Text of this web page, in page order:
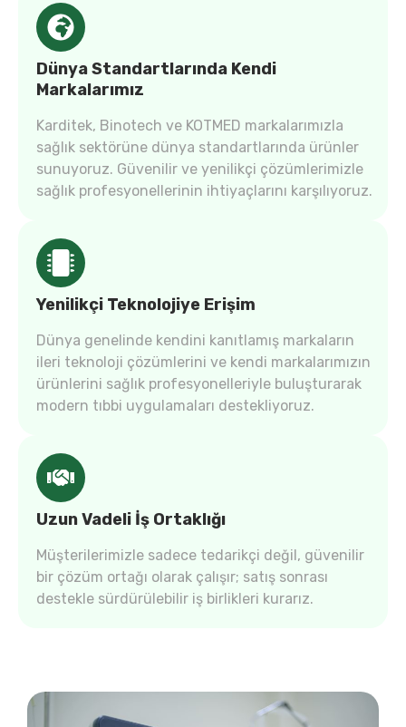
Dünya Standartlarında Kendi
Markalarımız
Karditek, Binotech ve KOTMED markalarımızla
sağlık sektörüne dünya standartlarında ürünler
sunuyoruz. Güvenilir ve yenilikçi çözümlerimizle
sağlık profesyonellerinin ihtiyaçlarını karşılıyoruz.
Yenilikçi Teknolojiye Erişim
Dünya genelinde kendini kanıtlamış markaların
ileri teknoloji çözümlerini ve kendi markalarımızın
ürünlerini sağlık profesyonelleriyle buluşturarak
modern tıbbi uygulamaları destekliyoruz.
Uzun Vadeli İş Ortaklığı
Müşterilerimizle sadece tedarikçi değil, güvenilir
bir çözüm ortağı olarak çalışır; satış sonrası
destekle sürdürülebilir iş birlikleri kurarız.